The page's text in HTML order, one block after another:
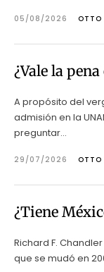
05/08/2026 OTTO
¿Vale la
A propósito del
admisión en la
preguntar...
29/07/2026 OTTO
¿Tiene
Richard F.
que se mudó en